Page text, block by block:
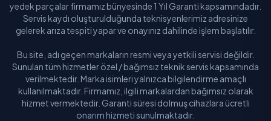
yedek parçalar firmamız bünyesinde 1 Yıl Garanti kapsamındadır.
Servis kaydı oluşturulduğunda teknisyenlerimiz adresinize
gelerek arıza tespiti yapar ve onayınız dahilinde işlem başlatılır.
Bu site, adı geçen markaların resmi veya yetkili servisi değildir.
Sunulan tüm hizmetler özel / bağımsız teknik servis kapsamında
verilmektedir. Marka isimleri yalnızca bilgilendirme amaçlı
kullanılmaktadır. Firmamız, ilgili markalardan bağımsız olarak
hizmet vermektedir. Garanti süresi dolmuş cihazlara ücretli
onarım hizmeti sunulmaktadır.